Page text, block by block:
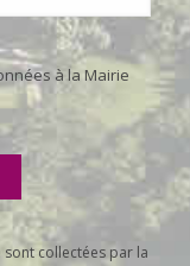
à la Mairie
collectées par la